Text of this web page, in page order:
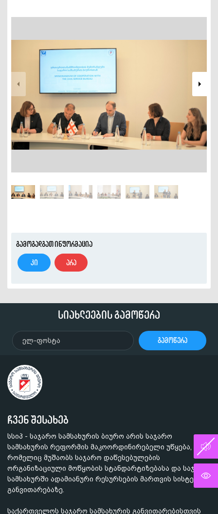
გამოგადგათ ინფორმაცია
კი
არა
სიახლეების გამოწერა
გამოწერა
ჩვენ შესახებ
სსიპ - საჯარო სამსახურის ბიურო არის საჯარო
სამსახურის რეფორმის მაკოორდინირებელი უწყება,
რომელიც მუშაობს საჯარო დაწესებულების
ორგანიზაციული მოწყობის სტანდარტიზებასა და საჯარო
სამსახურში ადამიანური რესურსების მართვის სისტემის
განვითარებაზე.
საქართველოს საჯარო სამსახურის განვითარებისთვის